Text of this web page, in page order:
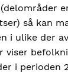
så kan
i ulike der
viser
i perioden